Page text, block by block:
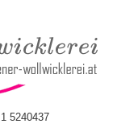
5240437